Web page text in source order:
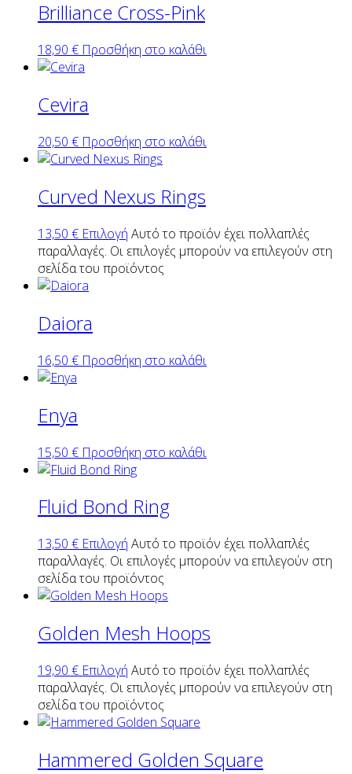
Brilliance Cross-Pink
18,90 € Προσθήκη στο καλάθι
Cevira
20,50 € Προσθήκη στο καλάθι
Curved Nexus Rings
13,50 € Επιλογή Αυτό το προϊόν έχει πολλαπλές
παραλλαγές. Οι επιλογές μπορούν να επιλεγούν στη
σελίδα του προϊόντος
Daiora
16,50 € Προσθήκη στο καλάθι
Enya
15,50 € Προσθήκη στο καλάθι
Fluid Bond Ring
13,50 € Επιλογή Αυτό το προϊόν έχει πολλαπλές
παραλλαγές. Οι επιλογές μπορούν να επιλεγούν στη
σελίδα του προϊόντος
Golden Mesh Hoops
19,90 € Επιλογή Αυτό το προϊόν έχει πολλαπλές
παραλλαγές. Οι επιλογές μπορούν να επιλεγούν στη
σελίδα του προϊόντος
Hammered Golden Square